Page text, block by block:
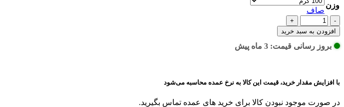
وزن
صاف
انجیر
خشک
شکوفه
درشت
افزودن به سبد خرید
بروز رسانی قیمت: 3 ماه پیش
با افزایش مقدار خرید، قیمت این کالا به نرخ عمده محاسبه می‌شود
در صورت موجود نبودن کالا برای خرید های عمده تماس بگیرید.